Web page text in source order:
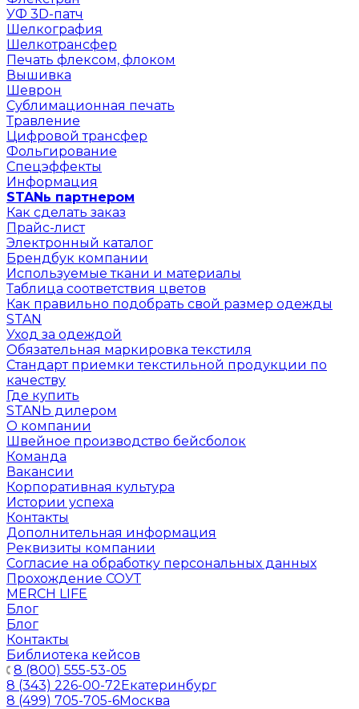
УФ 3D-патч
Шелкография
Шелкотрансфер
Печать флексом, флоком
Вышивка
Шеврон
Сублимационная печать
Травление
Цифровой трансфер
Фольгирование
Спецэффекты
Информация
STANь партнером
Как сделать заказ
Прайс-лист
Электронный каталог
Брендбук компании
Используемые ткани и материалы
Таблица соответствия цветов
Как правильно подобрать свой размер одежды
STAN
Уход за одеждой
Обязательная маркировка текстиля
Стандарт приемки текстильной продукции по
качеству
Где купить
STANЬ дилером
О компании
Швейное производство бейсболок
Команда
Вакансии
Корпоративная культура
Истории успеха
Контакты
Дополнительная информация
Реквизиты компании
Согласие на обработку персональных данных
Прохождение СОУТ
MERCH LIFE
Блог
Блог
Контакты
Библиотека кейсов
8 (800) 555-53-05
8 (343) 226-00-72Екатеринбург
8 (499) 705-705-6Москва